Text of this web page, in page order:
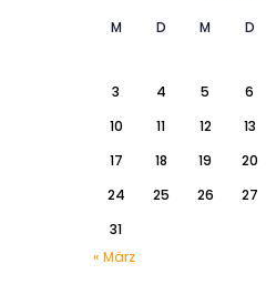
M D M D
3
4 5 6
10
11 12 13
17
18 19 20
24
25 26 27
31
« März